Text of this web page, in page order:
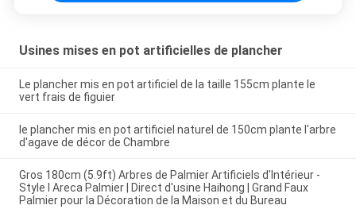
Usines mises en pot artificielles de plancher
Le plancher mis en pot artificiel de la taille 155cm plante le
vert frais de figuier
le plancher mis en pot artificiel naturel de 150cm plante l'arbre
d'agave de décor de Chambre
Gros 180cm (5.9ft) Arbres de Palmier Artificiels d'Intérieur -
Style I Areca Palmier | Direct d'usine Haihong | Grand Faux
Palmier pour la Décoration de la Maison et du Bureau